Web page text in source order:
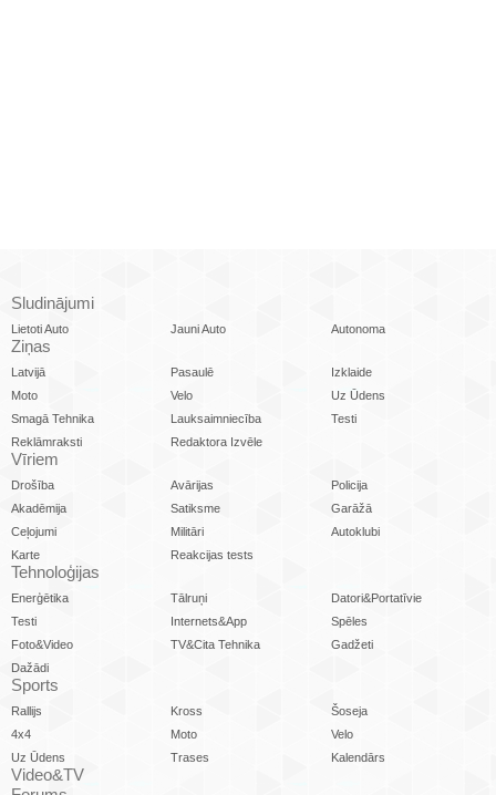
Sludinājumi
Lietoti Auto Jauni Auto Autonoma
Ziņas
Latvijā Pasaulē
Izklaide
Moto
Velo
Uz Ūdens
Smagā Tehnika
Lauksaimniecība
Testi
Reklāmraksti
Redaktora Izvēle
Vīriem
Drošība Avārijas
Policija
Akadēmija
Satiksme
Garāžā
Ceļojumi
Militāri
Autoklubi
Karte
Reakcijas tests
Tehnoloģijas
Enerģētika Tālruņi
Datori&Portatīvie
Testi
Internets&App
Spēles
Foto&Video
TV&Cita Tehnika
Gadžeti
Dažādi
Sports
Rallijs Kross
Šoseja
4x4
Moto
Velo
Uz Ūdens
Trases Kalendārs
Video&TV